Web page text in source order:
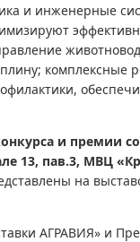
и инженерные
комплексные
и премии
13, пав.3, МВЦ
на
АГРАВИЯ» и